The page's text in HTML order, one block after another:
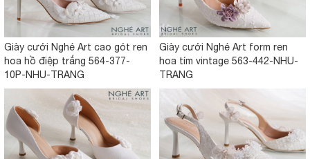
Giày cưới Nghé Art cao gót ren
hoa hồ điệp trắng 564-377-
10P-NHU-TRANG
Giày cưới Nghé Art form ren
hoa tím vintage 563-442-NHU-
TRANG